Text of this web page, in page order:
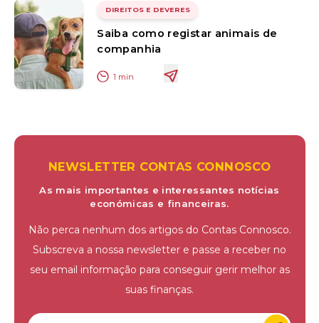
DIREITOS E DEVERES
Saiba como registar animais de
companhia
1 min
NEWSLETTER CONTAS CONNOSCO
As mais importantes e interessantes notícias
económicas e financeiras.
Não perca nenhum dos artigos do Contas Connosco.
Subscreva a nossa newsletter e passe a receber no
seu email informação para conseguir gerir melhor as
suas finanças.